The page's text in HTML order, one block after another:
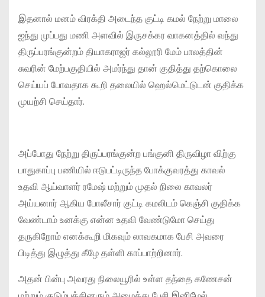
இதனால் மனம் விரக்தி அடைந்த குட்டி கமல் நேற்று மாலை
ஐந்து முப்பது மணி அளவில் இருசக்கர வாகனத்தில் வந்து
திருப்பரங்குன்றம் தியாகராஜர் கல்லூரி மேம் பாலத்தின்
சுவரின் மேற்பகுதியில் அமர்ந்து தான் குதித்து தற்கொலை
செய்யப் போவதாக கூறி தலையில் ஹெல்மெட்டுடன் குதிக்க
முயற்சி செய்தார்.
அப்போது நேற்று திருப்பரங்குன்ற பங்குனி திருவிழா விற்கு
பாதுகாப்பு பணியில் ஈடுபட்டிருந்த போக்குவரத்து காவல்
உதவி ஆய்வாளர் ரமேஷ் மற்றும் முதல் நிலை காவலர்
அய்யனார் ஆகிய போலீசார் குட்டி கமலிடம் கெஞ்சி குதிக்க
வேண்டாம் உனக்கு என்ன உதவி வேண்டுமோ செய்து
தருகிறோம் எனக்கூறி மிகவும் லாவகமாக பேசி அவரை
பிடித்து இழுத்து கீழே தள்ளி காப்பாற்றினார்.
அதன் பின்பு அவரது நிலையூரில் உள்ள தந்தை கணேசன்